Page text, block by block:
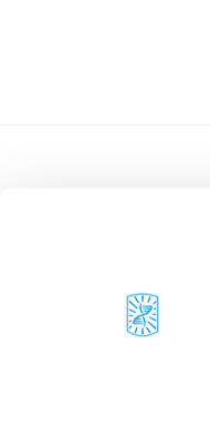
C/Baldiri
08028